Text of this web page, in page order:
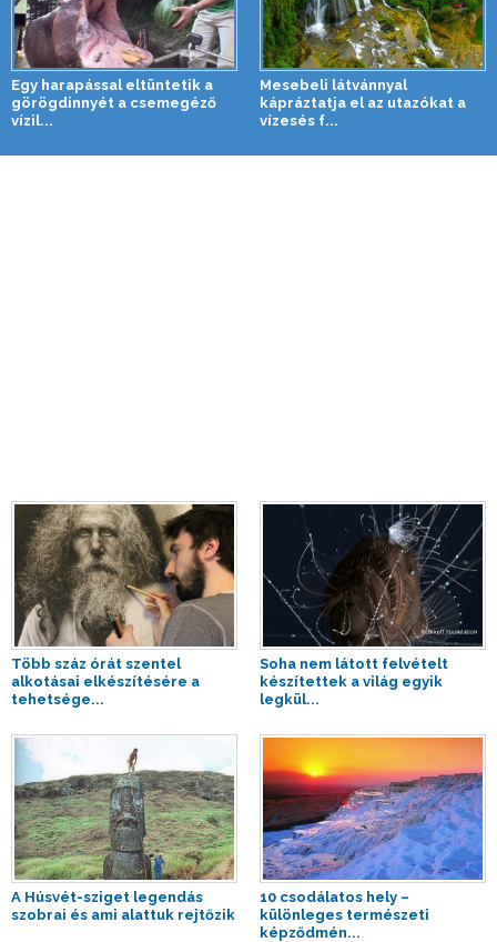
Egy harapással eltüntetik a
görögdinnyét a csemegéző
vízil...
Mesebeli látvánnyal
kápráztatja el az utazókat a
vízesés f...
Több száz órát szentel
alkotásai elkészítésére a
tehetsége...
Soha nem látott felvételt
készítettek a világ egyik
legkül...
A Húsvét-sziget legendás
szobrai és ami alattuk rejtőzik
10 csodálatos hely –
különleges természeti
képződmén...